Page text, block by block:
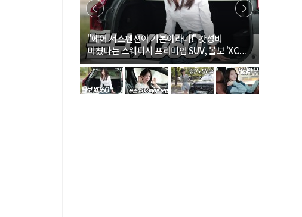
"에어 서스펜션이 기본이라니!" 갓성비
미쳤다는 스웨디시 프리미엄 SUV, 볼보 'XC60
B5 울트라'